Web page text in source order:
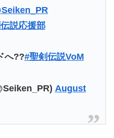
説応援部
へ??#聖剣伝説VoM
August